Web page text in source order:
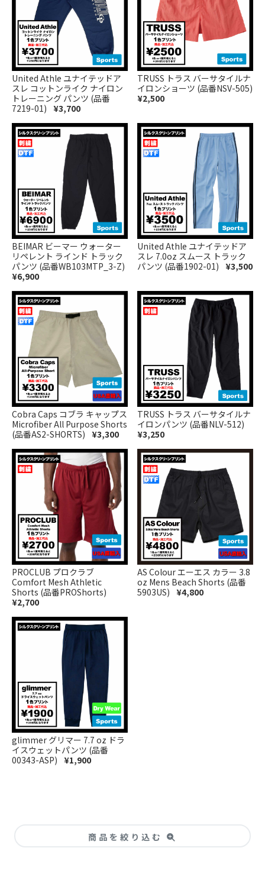
United Athle ユナイテッドア
スレ コットンライク ナイロン
トレーニング パンツ (品番
7219-01) ¥3,700
TRUSS トラス バーサタイルナ
イロンショーツ (品番NSV-505)
¥2,500
BEIMAR ビーマー ウォーター
リペレント ラインド トラック
パンツ (品番WB103MTP_3-Z)
¥6,900
United Athle ユナイテッドア
スレ 7.0oz スムース トラック
パンツ (品番1902-01) ¥3,500
Cobra Caps コブラ キャップス
Microfiber All Purpose Shorts
(品番AS2-SHORTS) ¥3,300
TRUSS トラス バーサタイルナ
イロンパンツ (品番NLV-512)
¥3,250
PROCLUB プロクラブ
Comfort Mesh Athletic
Shorts (品番PROShorts)
¥2,700
AS Colour エーエス カラー 3.8
oz Mens Beach Shorts (品番
5903US) ¥4,800
glimmer グリマー 7.7 oz ドラ
イスウェットパンツ (品番
00343-ASP) ¥1,900
商品を絞り込む